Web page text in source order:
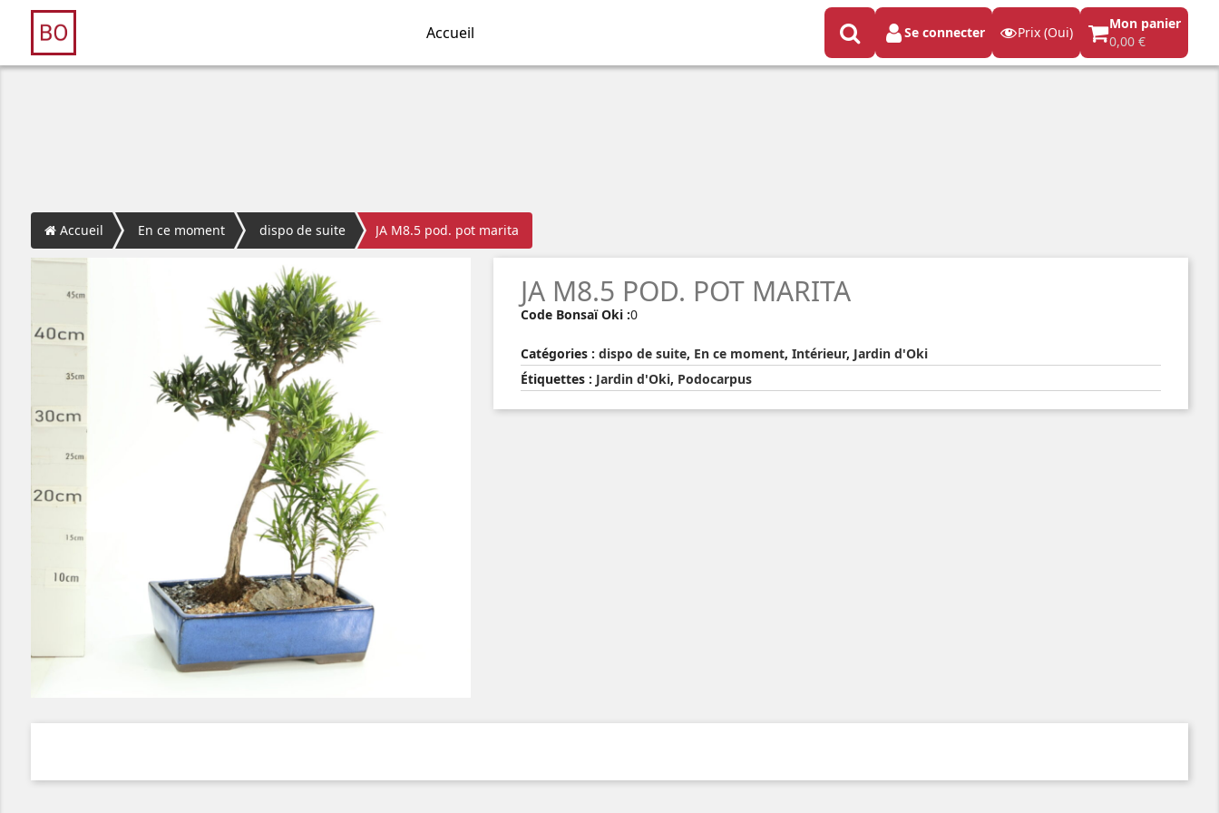
Accueil Se connecter Prix (Oui)
Mon panier
0,00 €
Accueil En ce moment dispo de suite JA M8.5 pod. pot marita
JA M8.5 POD. POT MARITA
Code Bonsaï Oki :0
Catégories :dispo de suite, En ce moment,Intérieur, Jardin d'Oki
Étiquettes : Jardin d'Oki, Podocarpus